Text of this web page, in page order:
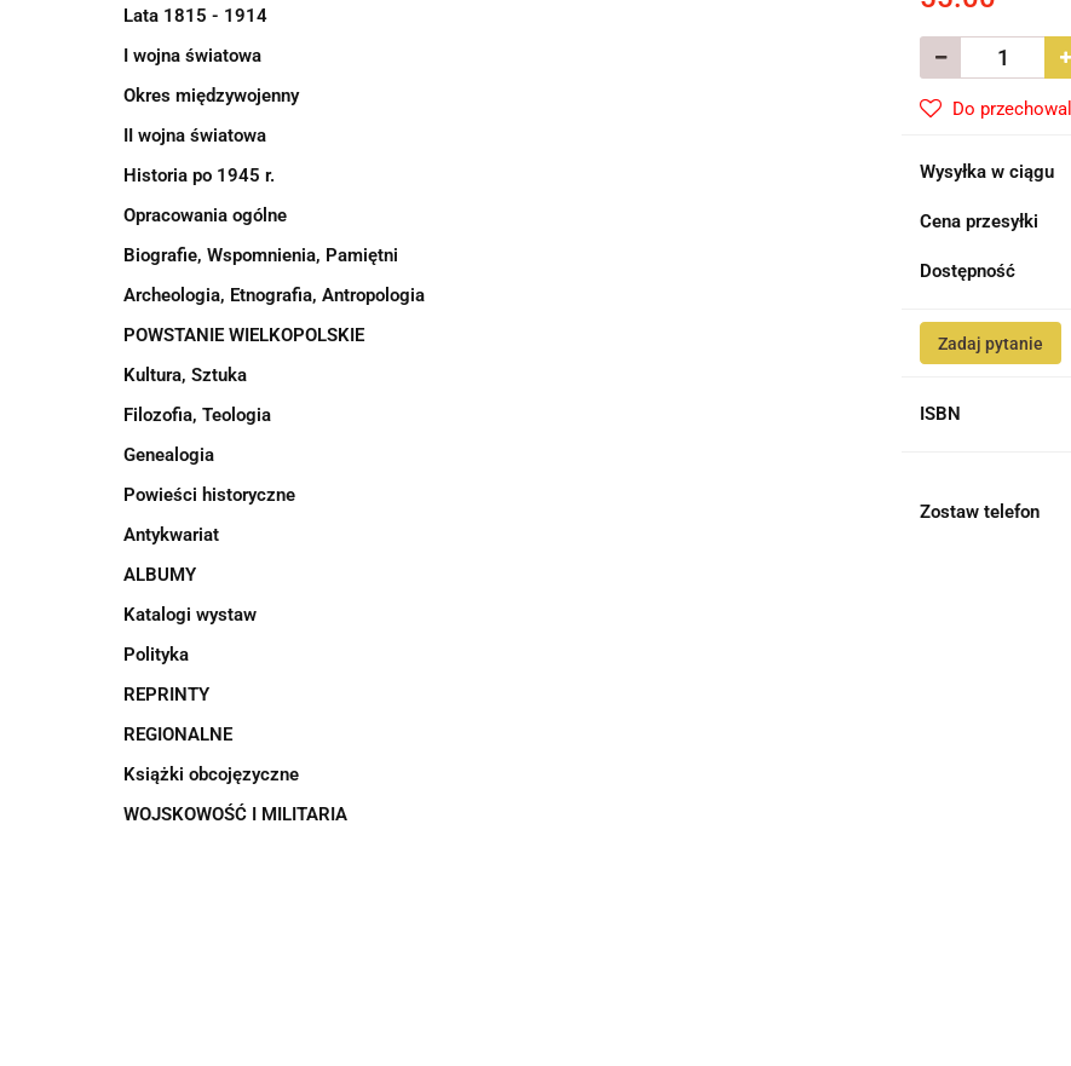
Lata 1815 - 1914
I wojna światowa
Okres międzywojenny
II wojna światowa
Historia po 1945 r.
Opracowania ogólne
Biografie, Wspomnienia, Pamiętni
Archeologia, Etnografia, Antropologia
POWSTANIE WIELKOPOLSKIE
Kultura, Sztuka
Filozofia, Teologia
Genealogia
Powieści historyczne
Antykwariat
ALBUMY
Katalogi wystaw
Polityka
REPRINTY
REGIONALNE
Książki obcojęzyczne
WOJSKOWOŚĆ I MILITARIA
Do
Wysyłka w ciągu
Cena przesyłki
Dostępność
Zadaj pytanie
ISBN
Zostaw telefon